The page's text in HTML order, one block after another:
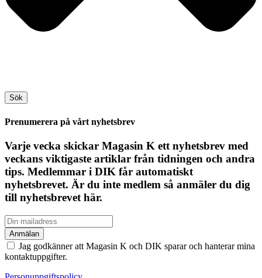
Sök
Prenumerera på vårt nyhetsbrev
Varje vecka skickar Magasin K ett nyhetsbrev med
veckans viktigaste artiklar från tidningen och andra
tips. Medlemmar i DIK får automatiskt
nyhetsbrevet. Är du inte medlem så anmäler du dig
till nyhetsbrevet här.
Jag godkänner att Magasin K och DIK sparar och hanterar mina
kontaktuppgifter.